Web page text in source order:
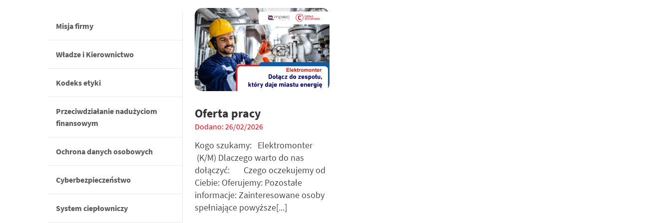
Misja firmy
Władze i Kierownictwo
Kodeks etyki
Przeciwdziałanie nadużyciom
finansowym
Ochrona danych osobowych
Cyberbezpieczeństwo
System ciepłowniczy
Oferta pracy
Dodano: 26/02/2026
Kogo szukamy: Elektromonter
(K/M) Dlaczego warto do nas
dołączyć: Czego oczekujemy od
Ciebie: Oferujemy: Pozostałe
informacje: Zainteresowane osoby
spełniające powyższe[...]